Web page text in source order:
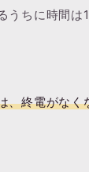
うちに時間は
、終電がなく